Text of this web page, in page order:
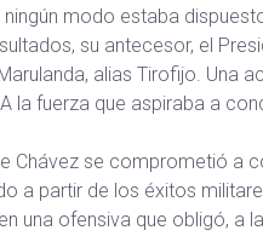
modo estaba
su antecesor, el
alias Tirofijo. Una
la fuerza que aspiraba a
Chávez se comprometió a
a partir de los éxitos
una ofensiva que obligó, a